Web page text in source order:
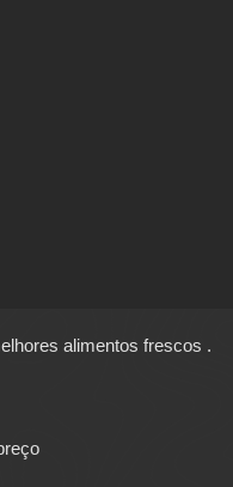
alimentos frescos .